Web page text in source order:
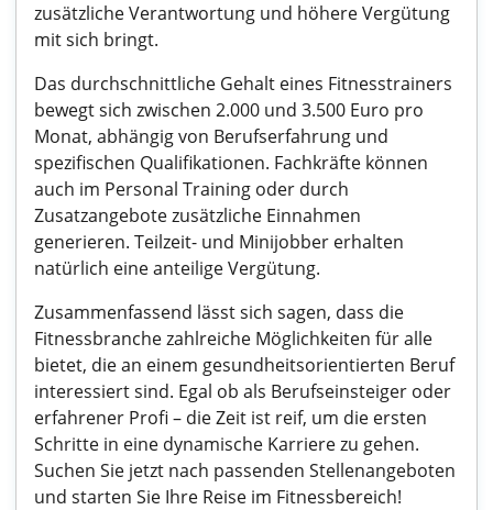
zusätzliche Verantwortung und höhere Vergütung
mit sich bringt.
Das durchschnittliche Gehalt eines Fitnesstrainers
bewegt sich zwischen 2.000 und 3.500 Euro pro
Monat, abhängig von Berufserfahrung und
spezifischen Qualifikationen. Fachkräfte können
auch im Personal Training oder durch
Zusatzangebote zusätzliche Einnahmen
generieren. Teilzeit- und Minijobber erhalten
natürlich eine anteilige Vergütung.
Zusammenfassend lässt sich sagen, dass die
Fitnessbranche zahlreiche Möglichkeiten für alle
bietet, die an einem gesundheitsorientierten Beruf
interessiert sind. Egal ob als Berufseinsteiger oder
erfahrener Profi – die Zeit ist reif, um die ersten
Schritte in eine dynamische Karriere zu gehen.
Suchen Sie jetzt nach passenden Stellenangeboten
und starten Sie Ihre Reise im Fitnessbereich!